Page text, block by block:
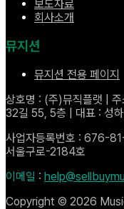
보도자료
회사소개
뮤지션
뮤지션 전용 페이지
상호명 : (주)뮤직플랫 |
32길 55, 5층 | 대표 : 성
사업자등록번호 : 676-
서울구로-2184호
이메일 :
Copyright © 2026